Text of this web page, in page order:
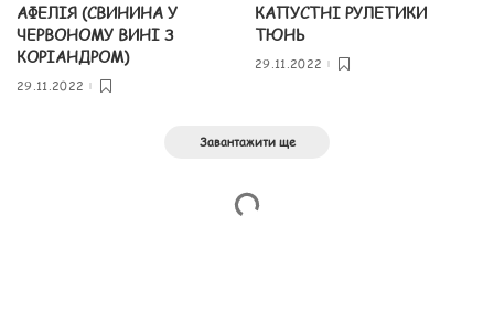
АФЕЛІЯ (СВИНИНА У
ЧЕРВОНОМУ ВИНІ З
КОРІАНДРОМ)
29.11.2022
КАПУСТНІ РУЛЕТИКИ
ТЮНЬ
29.11.2022
Завантажити ще